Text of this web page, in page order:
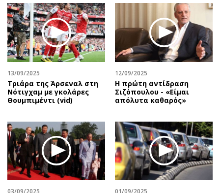
13/09/2025
Τριάρα της Άρσεναλ στη
Νότιγχαμ με γκολάρες
Θουμπιμέντι (vid)
12/09/2025
Η πρώτη αντίδραση
Σιζόπουλoυ - «Είμαι
απόλυτα καθαρός»
03/09/2025 01/09/2025